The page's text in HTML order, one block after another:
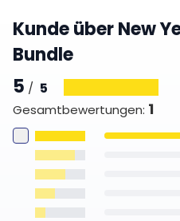
Kunde über New
Bundle
5 / 5
Gesamtbewertungen: 1